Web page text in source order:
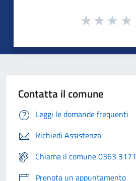
Contatta il comune
Leggi le domande frequenti
Richiedi Assistenza
Chiama il comune 0363 3171
Prenota un appuntamento